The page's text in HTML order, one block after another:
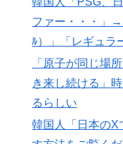
ファー・・・」→
ﾙ）」「レギュラ
「原子が同じ場
き来し続ける」
るらしい
韓国人「日本のX